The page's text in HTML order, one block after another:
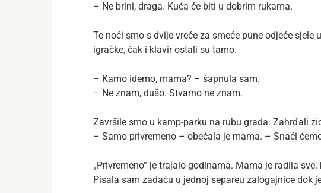
– Ne brini, draga. Kuća će biti u dobrim rukama.
Te noći smo s dvije vreće za smeće pune odjeće
igračke, čak i klavir ostali su tamo.
– Kamo idemo, mama? – šapnula sam.
– Ne znam, dušo. Stvarno ne znam.
Završile smo u kamp-parku na rubu grada. Zahrđali
– Samo privremeno – obećala je mama. – Snaći
„Privremeno” je trajalo godinama. Mama je radila
Pisala sam zadaću u jednoj separeu zalogajnice dok